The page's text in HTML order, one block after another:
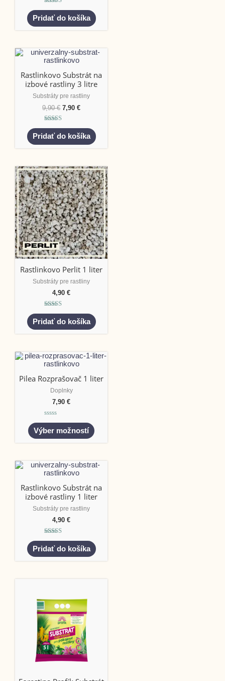
Hodnotenie
5.00
z 5
Pridať do košíka
Rastlinkovo Substrát na
izbové rastliny 3 litre
Substráty pre rastliny
9,90€ 7,90€
Hodnotenie
5.00
z 5
Pridať do košíka
Rastlinkovo Perlit 1 liter
Substráty pre rastliny
4,90€
Hodnotenie
5.00
z 5
Pridať do košíka
Pilea Rozprašovač 1 liter
Doplnky
7,90€
Hodnotenie
0
z
5
Výber možností
Rastlinkovo Substrát na
izbové rastliny 1 liter
Substráty pre rastliny
4,90€
Hodnotenie
5.00
z 5
Pridať do košíka